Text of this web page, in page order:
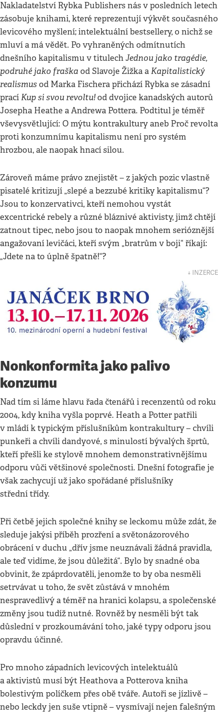
Nakladatelství Rybka Publishers nás v posledních letech
zásobuje knihami, které reprezentují výkvět současného
levicového myšlení; intelektuální bestsellery, o nichž se
mluví a má vědět. Po vyhraněných odmítnutích
dnešního kapitalismu v titulechJednou jako tragédie,
podruhé jako fraška od Slavoje Žižka aKapitalistický
realismusod Marka Fischera přichází Rybka se zásadní
pracíKup si svou revoltu!od dvojice kanadských autorů
Josepha Heathe a Andrewa Pottera. Podtitul je téměř
vševysvětlující: O mýtu kontrakultury aneb Proč revolta
proti konzumnímu kapitalismu není pro systém
hrozbou, ale naopak hnací silou.
Zároveň máme právo znejistět – z jakých pozic vlastně
pisatelé kritizují „slepé a bezzubé kritiky kapitalismu“?
Jsou to konzervativci, kteří nemohou vystát
excentrické rebely a různé bláznivé aktivisty, jimž chtějí
zatnout tipec, nebo jsou to naopak mnohem serióznější
angažovaní levičáci, kteří svým „bratrům v boji“ říkají:
„Jdete na to úplně špatně!“?
↓ INZERCE
Nonkonformita jako palivo
konzumu
Nad tím si láme hlavu řada čtenářů i recenzentů od roku
2004, kdy kniha vyšla poprvé. Heath a Potter patřili
v mládí k typickým příslušníkům kontrakultury – chvíli
punkeři a chvíli dandyové, s minulostí bývalých šprtů,
kteří přešli ke stylově mnohem demonstrativnějšímu
odporu vůči většinové společnosti. Dnešní fotografie je
však zachycují už jako spořádané příslušníky
střední třídy.
Při četbě jejich společné knihy se leckomu může zdát, že
sleduje jakýsi příběh prozření a světonázorového
obrácení v duchu „dřív jsme neuznávali žádná pravidla,
ale teď vidíme, že jsou důležitá“. Bylo by snadné oba
obvinit, že zpáprdovatěli, jenomže to by oba nesměli
setrvávat u toho, že svět zůstává v mnohém
nespravedlivý a téměř na hranici kolapsu, a společenské
změny jsou tudíž nutné. Rovněž by nesměli být tak
důslední v prozkoumávání toho, jaké typy odporu jsou
opravdu účinné.
Pro mnoho západních levicových intelektuálů
a aktivistů musí být Heathova a Potterova kniha
bolestivým políčkem přes obě tváře. Autoři se jízlivě –
nebo leckdy jen suše vtipně – vysmívají nejen falešným